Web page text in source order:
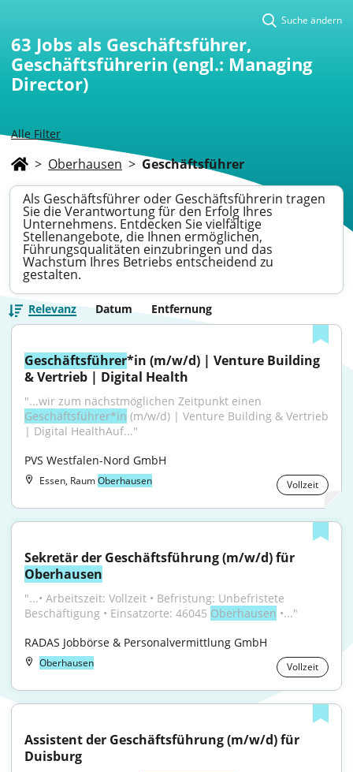
Alle Filter
Suche ändern
63 Jobs als Geschäftsführer,
Geschäftsführerin (engl.: Managing
Director)
> Oberhausen > Geschäftsführer
Als Geschäftsführer oder Geschäftsführerin tragen
Sie die Verantwortung für den Erfolg Ihres
Unternehmens. Entdecken Sie vielfältige
Stellenangebote, die Ihnen ermöglichen,
Führungsqualitäten einzubringen und das
Wachstum Ihres Betriebs entscheidend zu
gestalten.
Relevanz Datum Entfernung
Geschäftsführer*in (m/w/d) | Venture Building
& Vertrieb | Digital Health
Geschäftsführer*in (m/w/d) | Venture Building & Vertrieb
| Digital HealthAuf..."
PVS Westfalen-Nord GmbH
Essen, RaumOberhausen Vollzeit
Oberhausen
"...• Arbeitszeit: Vollzeit • Befristung: Unbefristete
Beschäftigung • Einsatzorte: 46045 Oberhausen •..."
RADAS Jobbörse & Personalvermittlung GmbH
Oberhausen Vollzeit
Assistent der Geschäftsführung (m/w/d) für
Duisburg